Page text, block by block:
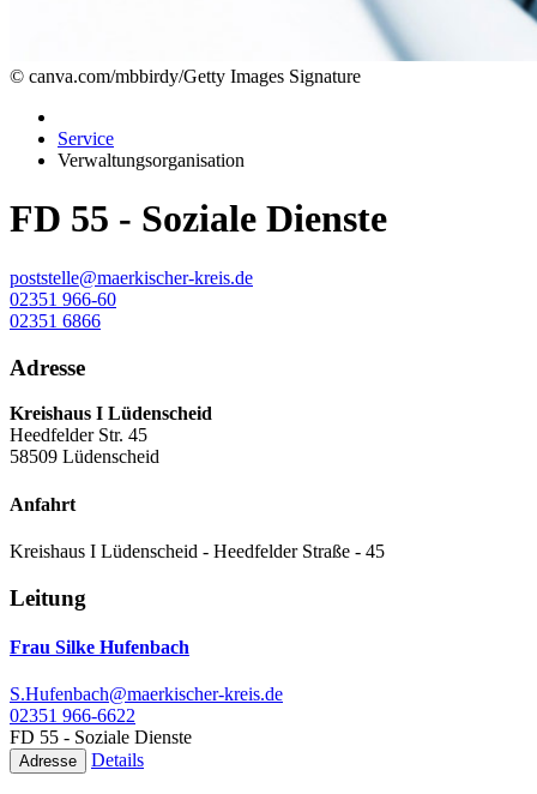
© canva.com/mbbirdy/Getty Images Signature
Service
Verwaltungsorganisation
FD 55 - Soziale Dienste
poststelle@maerkischer-kreis.de
02351 966-60
02351 6866
Adresse
Kreishaus I Lüdenscheid
Heedfelder Str. 45
58509 Lüdenscheid
Anfahrt
Kreishaus I Lüdenscheid - Heedfelder Straße - 45
Leitung
Frau Silke Hufenbach
S.Hufenbach@maerkischer-kreis.de
02351 966-6622
FD 55 - Soziale Dienste
Adresse Details